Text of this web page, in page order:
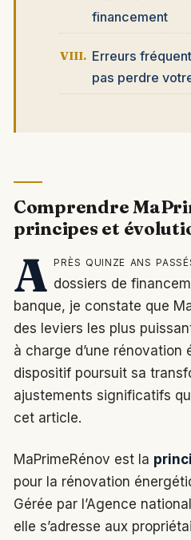
financement
Erreurs
pas perdre
Comprendre
principes et
A près quinze ans
dossiers de
banque, je constate que
des leviers les plus
à charge d’une rénovation
dispositif poursuit sa
ajustements significatifs
cet article.
MaPrimeRénov est la
pour la rénovation
Gérée par l’Agence
elle s’adresse aux